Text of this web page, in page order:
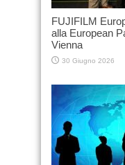
FUJIFILM
alla European
Vienna
30 Giugno 2026